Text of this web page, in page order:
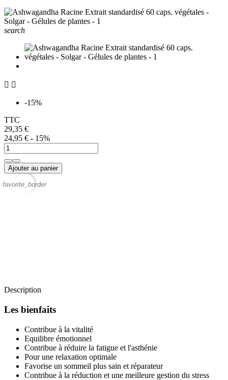
search
 
-15%
TTC
29,35 €
24,95 € - 15%
Ajouter au panier
favorite_border
Description
Les bienfaits
Contribue à la vitalité
Equilibre émotionnel
Contribue à réduire la fatigue et l'asthénie
Pour une relaxation optimale
Favorise un sommeil plus sain et réparateur
Contribue à la réduction et une meilleure gestion du stress